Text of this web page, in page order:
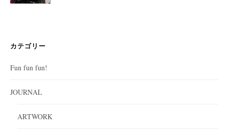
カテゴリー
Fun fun fun!
JOURNAL
ARTWORK